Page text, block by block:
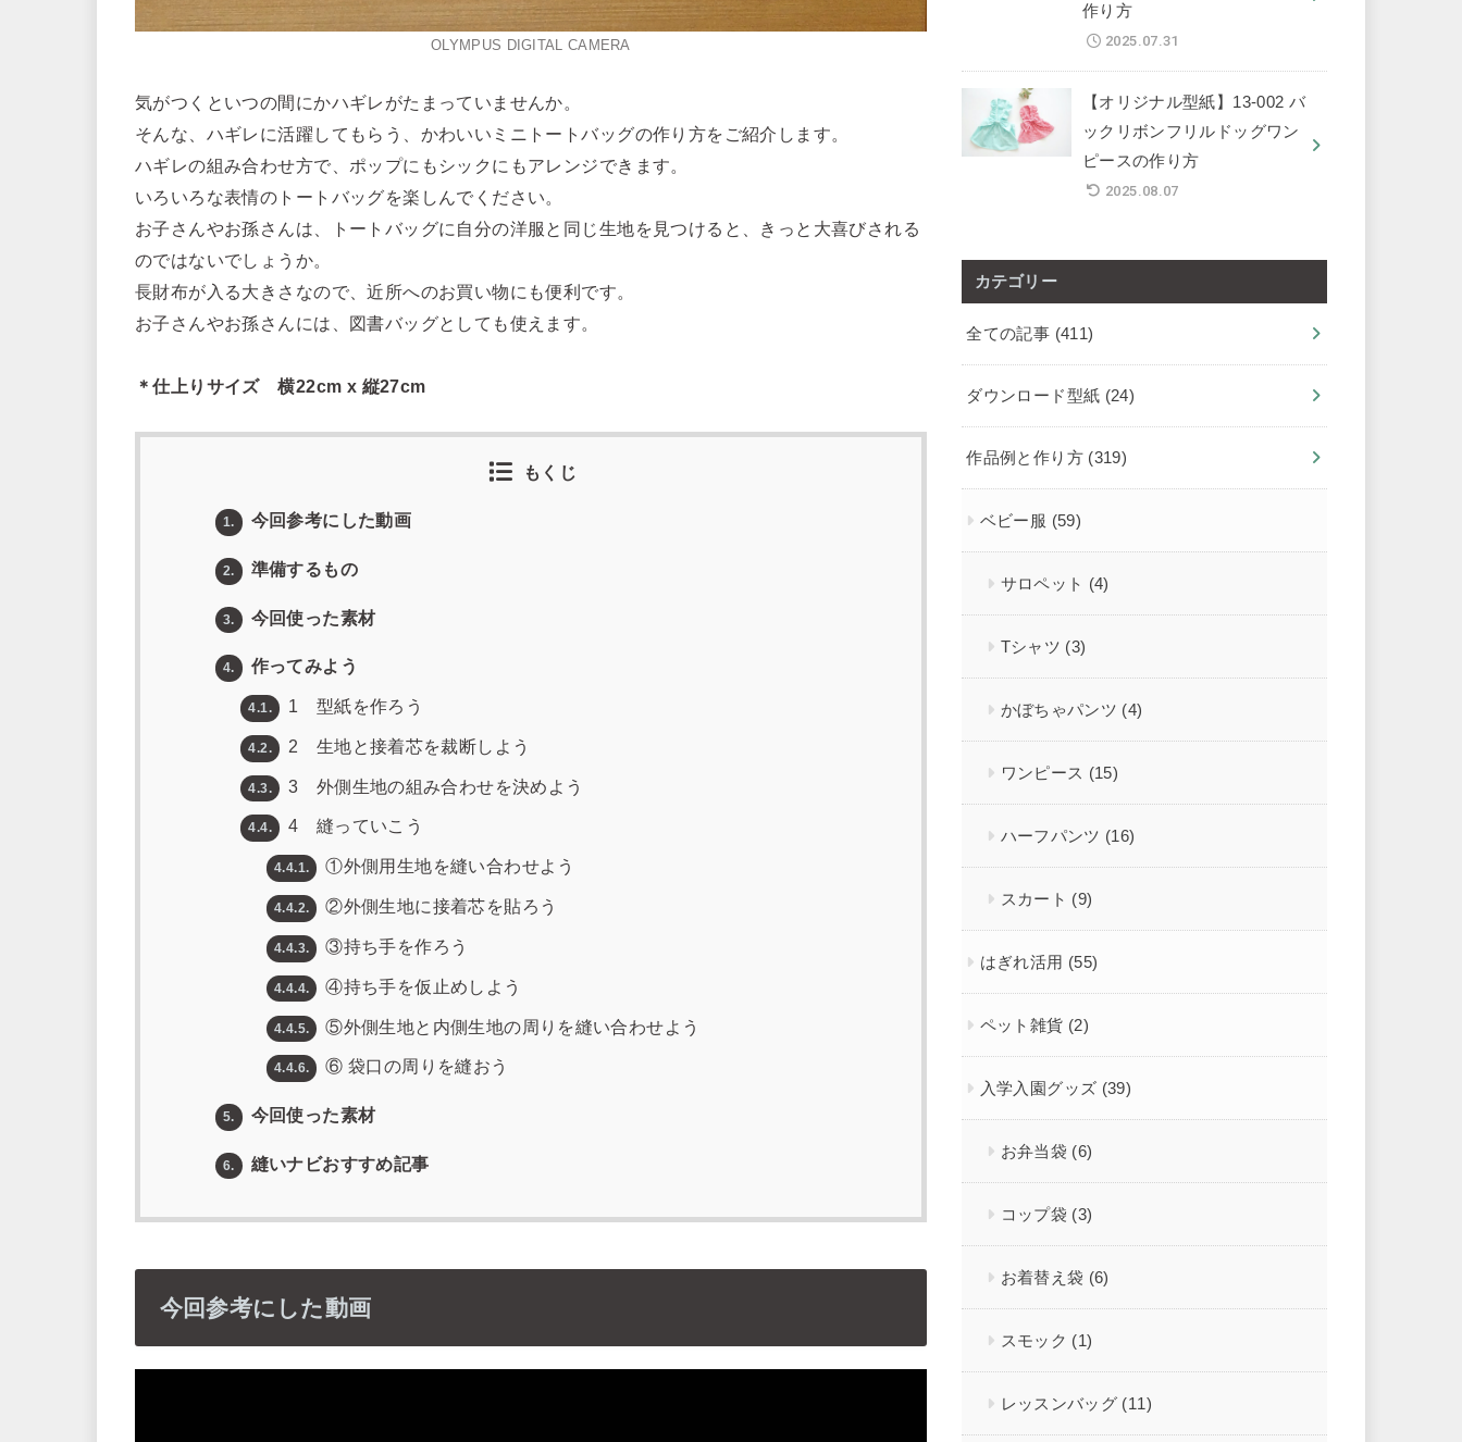
OLYMPUS DIGITAL CAMERA
気がつくといつの間にかハギレがたまっていませんか。
そんな、ハギレに活躍してもらう、かわいいミニトートバッグの作り方をご紹介します。
ハギレの組み合わせ方で、ポップにもシックにもアレンジできます。
いろいろな表情のトートバッグを楽しんでください。
お子さんやお孫さんは、トートバッグに自分の洋服と同じ生地を見つけると、きっと大喜びされる
のではないでしょうか。
長財布が入る大きさなので、近所へのお買い物にも便利です。
お子さんやお孫さんには、図書バッグとしても使えます。
＊仕上りサイズ 横22cm x 縦27cm
もくじ
1. 今回参考にした動画
2. 準備するもの
3. 今回使った素材
4. 作ってみよう
4.1. 1 型紙を作ろう
4.2. 2 生地と接着芯を裁断しよう
4.3. 3 外側生地の組み合わせを決めよう
4.4. 4 縫っていこう
4.4.1. ①外側用生地を縫い合わせよう
4.4.2. ②外側生地に接着芯を貼ろう
4.4.3. ③持ち手を作ろう
4.4.4. ④持ち手を仮止めしよう
4.4.5. ⑤外側生地と内側生地の周りを縫い合わせよう
4.4.6. ⑥ 袋口の周りを縫おう
5. 今回使った素材
6. 縫いナビおすすめ記事
今回参考にした動画
作り方
2025.07.31
【オリジナル型紙】13-002 バ
ックリボンフリルドッグワン
ピースの作り方
2025.08.07
カテゴリー
全ての記事 (411)
ダウンロード型紙 (24)
作品例と作り方 (319)
ベビー服 (59)
サロペット (4)
Tシャツ (3)
かぼちゃパンツ (4)
ワンピース (15)
ハーフパンツ (16)
スカート (9)
はぎれ活用 (55)
ペット雑貨 (2)
入学入園グッズ (39)
お弁当袋 (6)
コップ袋 (3)
お着替え袋 (6)
スモック (1)
レッスンバッグ (11)